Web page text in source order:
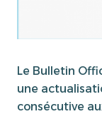
Le Bulletin
une
consécutive